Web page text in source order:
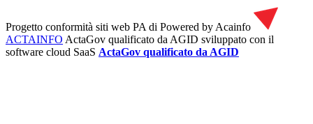
Progetto conformità siti web PA di Powered by Acainfo
ACTAINFO ActaGov qualificato da AGID sviluppato con il
software cloud SaaS ActaGov qualificato da AGID